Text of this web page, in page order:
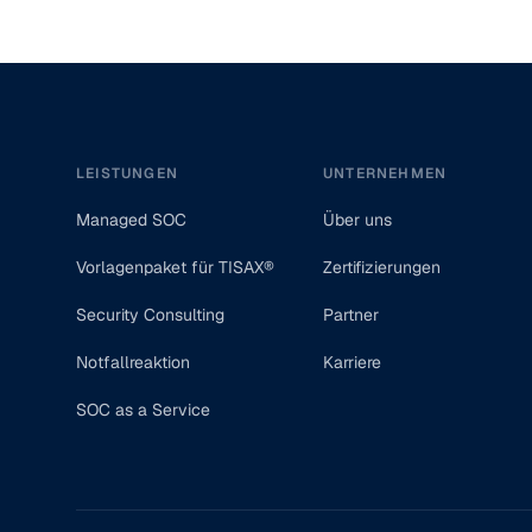
LEISTUNGEN
Managed SOC
Vorlagenpaket für TISAX®
Security Consulting
Notfallreaktion
SOC as a Service
UNTERNEHMEN
Über uns
Zertifizierungen
Partner
Karriere